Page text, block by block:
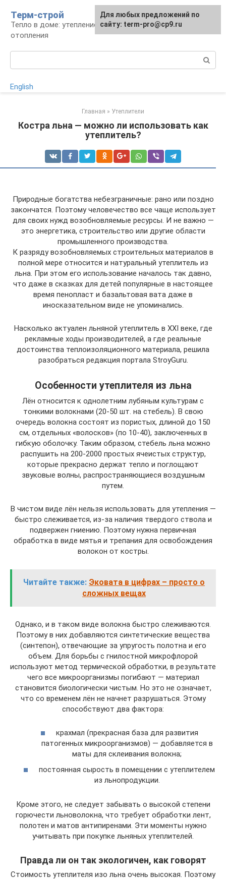
контенту
Терм-строй
Тепло в доме: утепление и устройство
отопления
English
Главная » Утеплители
Костра льна — можно ли использовать как
утеплитель?
Природные богатства небезграничные: рано или поздно
закончатся. Поэтому человечество все чаще использует
для своих нужд возобновляемые ресурсы. И не важно —
это энергетика, строительство или другие области
промышленного производства.
К разряду возобновляемых строительных материалов в
полной мере относится и натуральный утеплитель из
льна. При этом его использование началось так давно,
что даже в сказках для детей популярные в настоящее
время пенопласт и базальтовая вата даже в
иносказательном виде не упоминались.
Насколько актуален льняной утеплитель в XXI веке, где
рекламные ходы производителей, а где реальные
достоинства теплоизоляционного материала, решила
разобраться редакция портала StroyGuru.
Особенности утеплителя из льна
Лён относится к однолетним лубяным культурам с
тонкими волокнами (20-50 шт. на стебель). В свою
очередь волокна состоят из пористых, длиной до 150
см, отдельных «волосков» (по 10-40), заключенных в
гибкую оболочку. Таким образом, стебель льна можно
распушить на 200-2000 простых ячеистых структур,
которые прекрасно держат тепло и поглощают
звуковые волны, распространяющиеся воздушным
путем.
В чистом виде лён нельзя использовать для утепления —
быстро слеживается, из-за наличия твердого ствола и
подвержен гниению. Поэтому нужна первичная
обработка в виде мятья и трепания для освобождения
волокон от костры.
Читайте также: Эковата в цифрах – просто о
сложных вещах
Однако, и в таком виде волокна быстро слеживаются.
Поэтому в них добавляются синтетические вещества
(синтепон), отвечающие за упругость полотна и его
объем. Для борьбы с гнилостной микрофлорой
используют метод термической обработки, в результате
чего все микроорганизмы погибают — материал
становится биологически чистым. Но это не означает,
что со временем лён не начнет разрушаться. Этому
способствуют два фактора:
крахмал (прекрасная база для развития
патогенных микроорганизмов) — добавляется в
маты для склеивания волокна;
постоянная сырость в помещении с утеплителем
из льнопродукции.
Кроме этого, не следует забывать о высокой степени
горючести льноволокна, что требует обработки лент,
полотен и матов антипиренами. Эти моменты нужно
учитывать при покупке льняных утеплителей.
Правда ли он так экологичен, как говорят
Стоимость утеплителя изо льна очень высокая. Поэтому
Для любых предложений по
сайту: term-pro@cp9.ru